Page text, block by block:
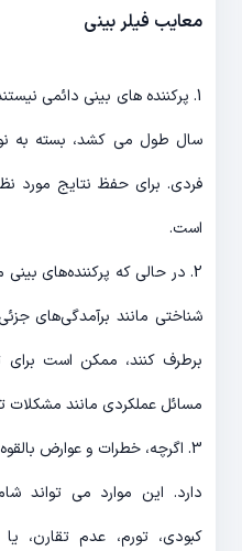
معایب فیلر بینی
سال طول می کشد، بسته به
فردی. برای حفظ نتایج مورد
است.
2. در حالی که پرکننده‌های بینی
شناختی مانند برآمدگی‌های
برطرف کنند، ممکن است برای
مسائل عملکردی مانند مشکلات
3. اگرچه، خطرات و عوارض
دارد. این موارد می تواند
کبودی، تورم، عدم تقارن،